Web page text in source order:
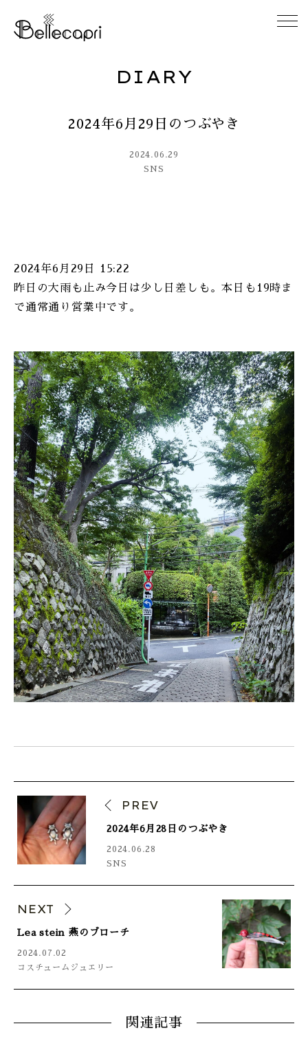
ABOUT
ACCESS
CONTACT
DIARY
2024年6月29日のつぶやき
2024.06.29
SNS
2024年6月29日 15:22
昨日の大雨も止み今日は少し日差しも。本日も19時ま
で通常通り営業中です。
PREV
2024年6月28日のつぶやき
2024.06.28
SNS
NEXT
Lea stein 燕のブローチ
2024.07.02
コスチュームジュエリー
関連記事